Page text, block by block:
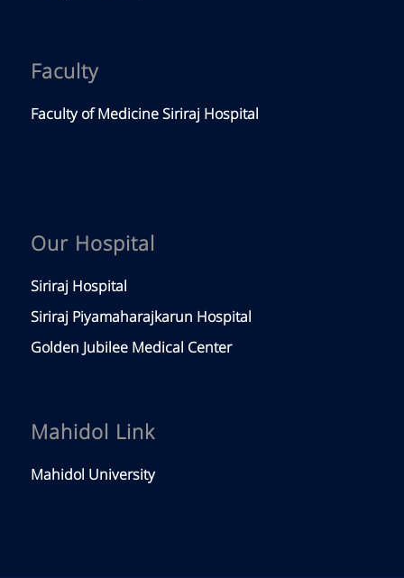
Faculty
Faculty of Medicine Siriraj Hospital
Our Hospital
Siriraj Hospital
Siriraj Piyamaharajkarun Hospital
Golden Jubilee Medical Center
Mahidol Link
Mahidol University